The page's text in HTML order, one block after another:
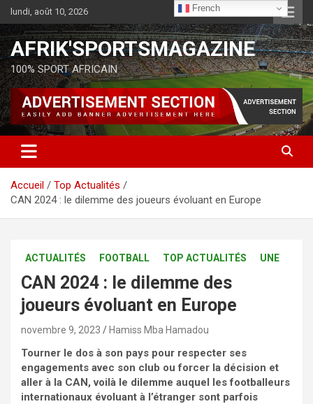
lundi, août 10, 2026
AFRIK'SPORTSMAGAZINE
100% SPORT AFRICAIN
Accueil
Top Actualités
CAN 2024 : le dilemme des joueurs évoluant en Europe
ACTUALITÉS FOOTBALL TOP ACTUALITÉS UNE
CAN 2024 : le dilemme des
joueurs évoluant en Europe
novembre 9, 2023 Hamiss Mba Hamadou
Tourner le dos à son pays pour respecter ses
engagements avec son club ou forcer la décision et
aller à la CAN, voilà le dilemme auquel les footballeurs
internationaux évoluant à l’étranger sont parfois
French